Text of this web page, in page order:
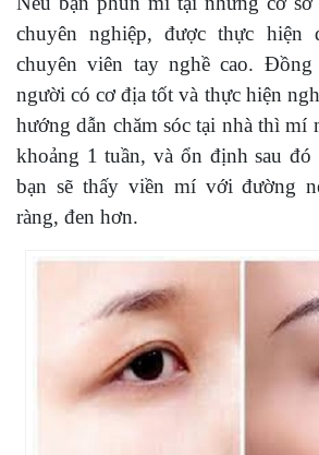
chuyên nghiệp, được thực
chuyên viên tay nghề cao.
người có cơ địa tốt và thực hiện
hướng dẫn chăm sóc tại nhà thì mí
khoảng 1 tuần, và ổn định sau
bạn sẽ thấy viền mí với đường
ràng, đen hơn.